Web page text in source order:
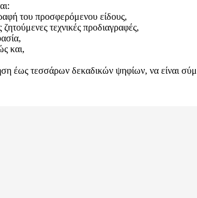
του προσφερόμενου είδους,
τεχνικές προδιαγραφές,
και,
έως τεσσάρων δεκαδικών ψηφίων, να είναι